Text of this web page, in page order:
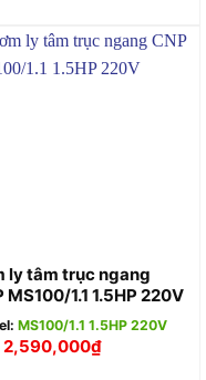
ly tâm trục ngang
MS100/1.1 1.5HP 220V
MS100/1.1 1.5HP 220V
2,590,000₫